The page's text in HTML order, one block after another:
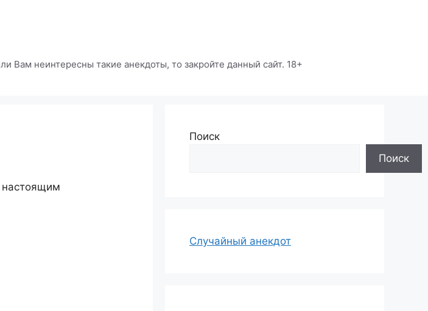
неинтересны такие анекдоты, то закройте данный сайт. 18+
настоящим
Поиск
Поиск
Случайный анекдот